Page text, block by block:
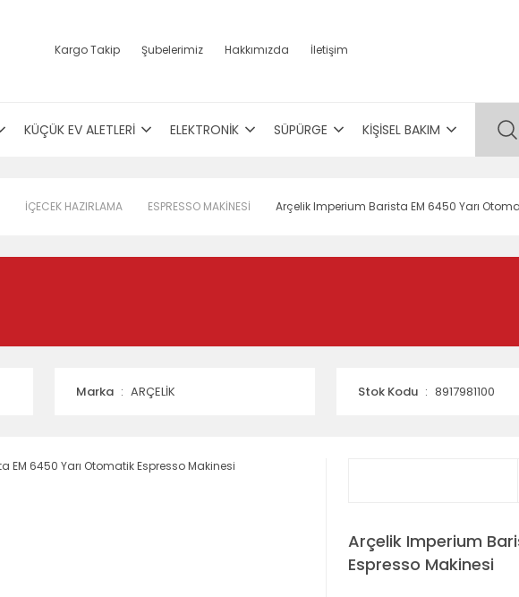
Kargo Takip Şubelerimiz Hakkımızda İletişim
KÜÇÜK EV ALETLERİ ELEKTRONİK SÜPÜRGE KİŞİSEL BAKIM
İÇECEK HAZIRLAMA ESPRESSO MAKİNESİ Arçelik Imperium Barista EM 6450 Yarı
Marka ARÇELİK Stok Kodu 8917981100
Arçelik Imperium
Espresso Makinesi